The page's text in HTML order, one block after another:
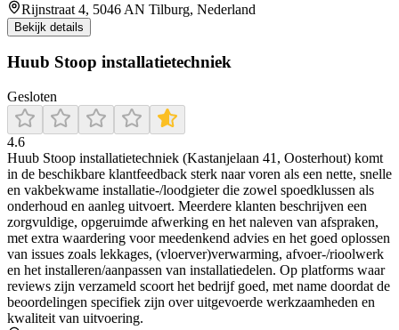
Rijnstraat 4, 5046 AN Tilburg, Nederland
Bekijk details
Huub Stoop installatietechniek
Gesloten
4.6
Huub Stoop installatietechniek (Kastanjelaan 41, Oosterhout) komt
in de beschikbare klantfeedback sterk naar voren als een nette, snelle
en vakbekwame installatie-/loodgieter die zowel spoedklussen als
onderhoud en aanleg uitvoert. Meerdere klanten beschrijven een
zorgvuldige, opgeruimde afwerking en het naleven van afspraken,
met extra waardering voor meedenkend advies en het goed oplossen
van issues zoals lekkages, (vloerver)verwarming, afvoer-/rioolwerk
en het installeren/aanpassen van installatiedelen. Op platforms waar
reviews zijn verzameld scoort het bedrijf goed, met name doordat de
beoordelingen specifiek zijn over uitgevoerde werkzaamheden en
kwaliteit van uitvoering.